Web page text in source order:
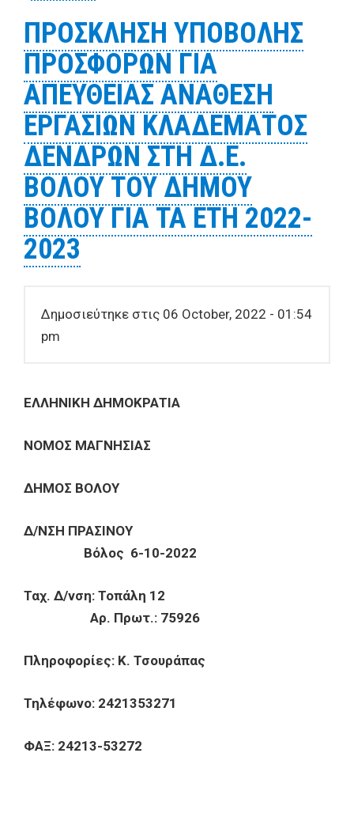
ΕΡΓΑΣΙΩΝ ΕΠΙΣΚΕΥΗΣ ΓΕΩΡΓΙΚΟΥ
ΚΑΤΑΣΤΡΟΦΕΑ
ΠΡΟΣΚΛΗΣΗ ΥΠΟΒΟΛΗΣ
ΠΡΟΣΦΟΡΩΝ ΓΙΑ
ΑΠΕΥΘΕΙΑΣ ΑΝΑΘΕΣΗ
ΕΡΓΑΣΙΩΝ ΚΛΑΔΕΜΑΤΟΣ
ΔΕΝΔΡΩΝ ΣΤΗ Δ.Ε.
ΒΟΛΟΥ ΤΟΥ ΔΗΜΟΥ
ΒΟΛΟΥ ΓΙΑ ΤΑ ΕΤΗ 2022-
2023
Δημοσιεύτηκε στις 06 October, 2022 - 01:54
pm
ΕΛΛΗΝΙΚΗ ΔΗΜΟΚΡΑΤΙΑ
ΝΟΜΟΣ ΜΑΓΝΗΣΙΑΣ
ΔΗΜΟΣ ΒΟΛΟΥ
Δ/ΝΣΗ ΠΡΑΣΙΝΟΥ
Βόλος 6-10-2022
Ταχ. Δ/νση: Τοπάλη 12
Αρ. Πρωτ.: 75926
Πληροφορίες: Κ. Τσουράπας
Τηλέφωνο: 2421353271
ΦΑΞ: 24213-53272